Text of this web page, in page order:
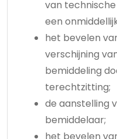
van
een
het bevelen
verschijning
bemiddeling
terechtzitting;
de aanstelling
bemiddelaar;